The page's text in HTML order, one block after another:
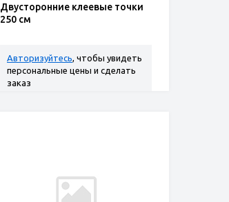
Двусторонние клеевые точки
250 см
Авторизуйтесь, чтобы увидеть
персональные цены и сделать
заказ